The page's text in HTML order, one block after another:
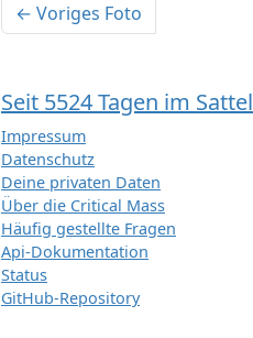
← Voriges Foto
Seit 5524 Tagen im Sattel
Impressum
Datenschutz
Deine privaten Daten
Über die Critical Mass
Häufig gestellte Fragen
Api-Dokumentation
Status
GitHub-Repository